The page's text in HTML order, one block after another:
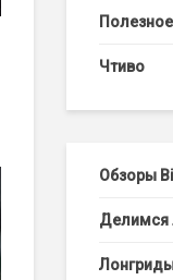
Полезное
Чтиво
Обзоры
Делимся